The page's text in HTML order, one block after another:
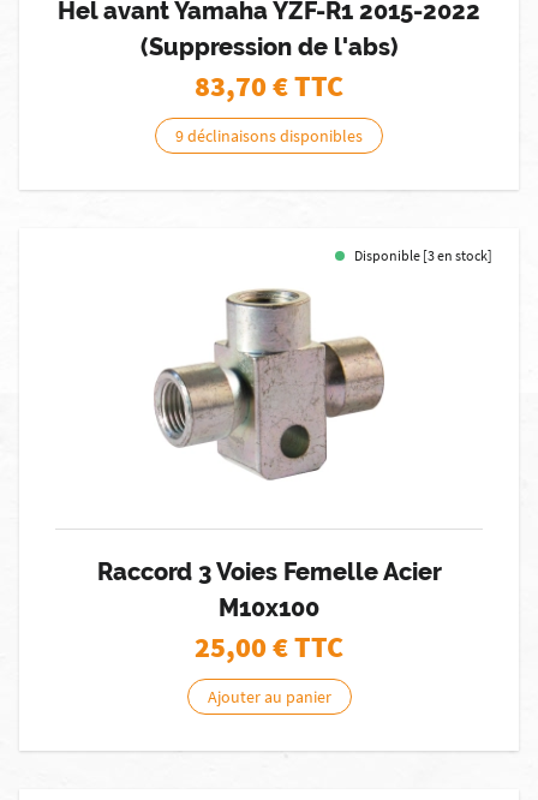
Hel avant Yamaha YZF-R1 2015-2022
(Suppression de l'abs)
83,70€ TTC
9 déclinaisons disponibles
Disponible [3 en stock]
Raccord 3 Voies Femelle Acier
M10x100
25,00€ TTC
Ajouter au panier